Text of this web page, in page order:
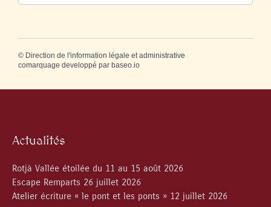
© Direction de l'information légale et administrative
comarquage developpé par baseo.io
Actualités
Rotjà Vallée étoilée du 11 au 15 août 2026
Escape Remparts 26 juillet 2026
Atelier écriture « le pont et les ponts » 12 juillet 2026